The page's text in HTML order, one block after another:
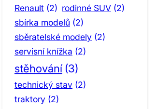
Renault (2) rodinné SUV (2)
sbírka modelů (2)
sběratelské modely (2)
servisní knížka (2)
stěhování (3)
technický stav (2)
traktory (2)